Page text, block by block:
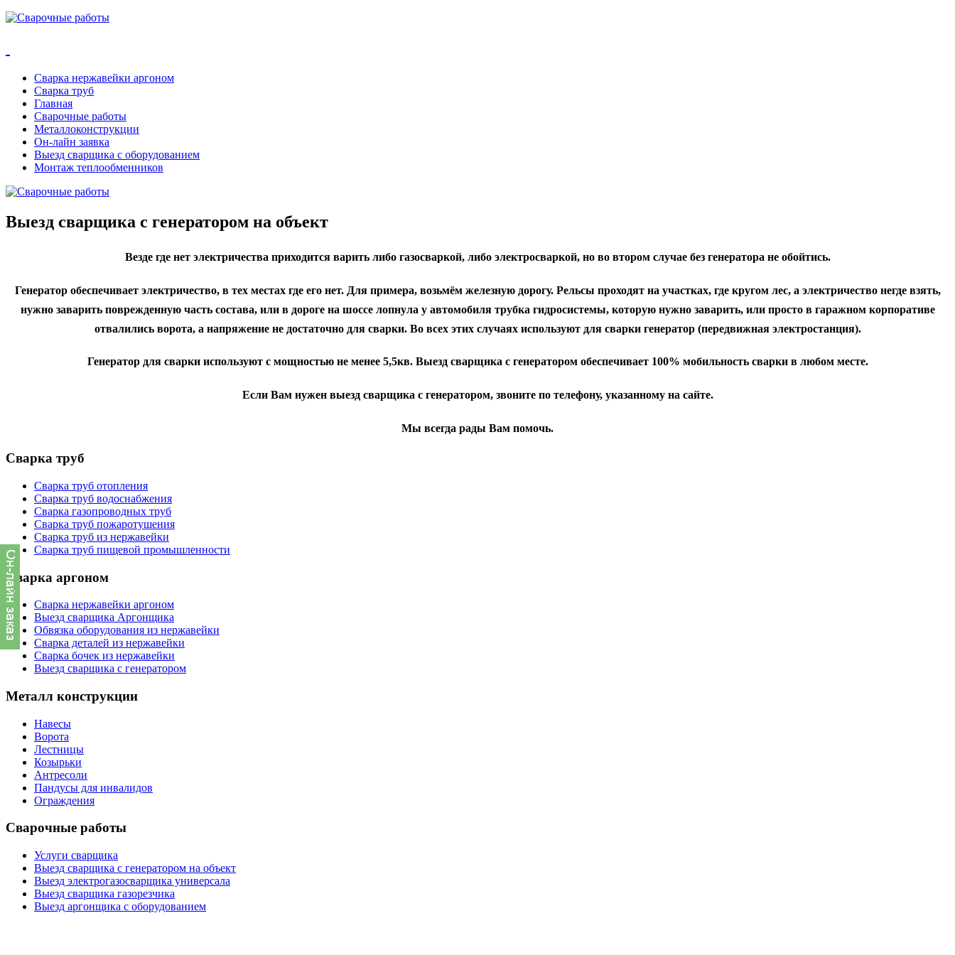
Сварка нержавейки аргоном
Сварка труб
Главная
Сварочные работы
Металлоконструкции
Он-лайн заявка
Выезд сварщика с оборудованием
Монтаж теплообменников
Выезд сварщика с генератором на объект
Везде где нет электричества приходится варить либо газосваркой, либо электросваркой, но во втором случае без генератора не обойтись.
Генератор обеспечивает электричество, в тех местах где его нет. Для примера, возьмём железную дорогу. Рельсы проходят на участках, где кругом лес, а электричество негде взять,
нужно заварить поврежденную часть состава, или в дороге на шоссе лопнула у автомобиля трубка гидросистемы, которую нужно заварить, или просто в гаражном корпоративе
отвалились ворота, а напряжение не достаточно для сварки. Во всех этих случаях используют для сварки генератор (передвижная электростанция).
Генератор для сварки используют с мощностью не менее 5,5кв. Выезд сварщика с генератором обеспечивает 100% мобильность сварки в любом месте.
Если Вам нужен выезд сварщика с генератором, звоните по телефону, указанному на сайте.
Мы всегда рады Вам помочь.
Сварка труб
Сварка труб отопления
Сварка труб водоснабжения
Сварка газопроводных труб
Сварка труб пожаротушения
Сварка труб из нержавейки
Сварка труб пищевой промышленности
Сварка аргоном
Сварка нержавейки аргоном
Выезд сварщика Аргонщика
Обвязка оборудования из нержавейки
Сварка деталей из нержавейки
Сварка бочек из нержавейки
Выезд сварщика с генератором
Металл конструкции
Навесы
Ворота
Лестницы
Козырьки
Антресоли
Пандусы для инвалидов
Ограждения
Сварочные работы
Услуги сварщика
Выезд сварщика с генератором на объект
Выезд электрогазосварщика универсала
Выезд сварщика газорезчика
Выезд аргонщика с оборудованием